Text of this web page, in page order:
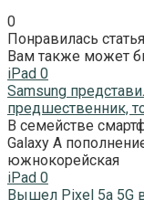
0
Понравилась
Вам также может
iPad 0
Samsung
предшественник,
В семействе
Galaxy A
южнокорейская
iPad 0
Вышел Pixel 5a 5G